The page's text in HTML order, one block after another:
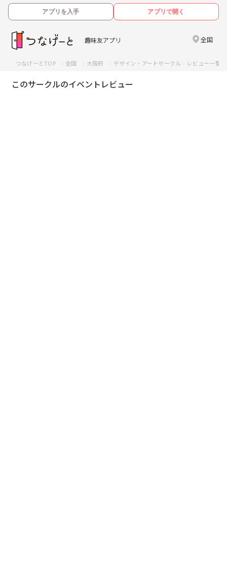
アプリを入手 アプリで開く
趣味友アプリ 全国
つなげーとTOP 全国 大阪府 デザイン・アートサークル レビュー一覧
このサークルのイベントレビュー